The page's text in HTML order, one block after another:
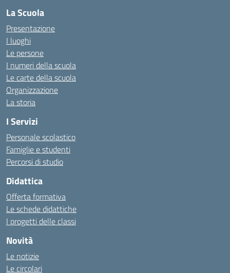
La Scuola
Presentazione
I luoghi
Le persone
I numeri della scuola
Le carte della scuola
Organizzazione
La storia
I Servizi
Personale scolastico
Famiglie e studenti
Percorsi di studio
Didattica
Offerta formativa
Le schede didattiche
I progetti delle classi
Novità
Le notizie
Le circolari